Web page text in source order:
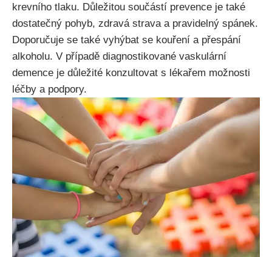
krevního tlaku. Důležitou součástí prevence je také
dostatečný pohyb, zdravá strava a pravidelný spánek.
Doporučuje se také vyhýbat se kouření a přespání
alkoholu. V případě diagnostikované vaskulární
demence je důležité konzultovat s lékařem možnosti
léčby a podpory.